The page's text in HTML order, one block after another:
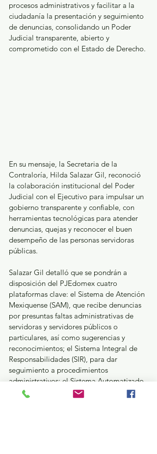
procesos administrativos y facilitar a la
ciudadanía la presentación y seguimiento
de denuncias, consolidando un Poder
Judicial transparente, abierto y
comprometido con el Estado de Derecho.
En su mensaje, la Secretaria de la
Contraloría, Hilda Salazar Gil, reconoció
la colaboración institucional del Poder
Judicial con el Ejecutivo para impulsar un
gobierno transparente y confiable, con
herramientas tecnológicas para atender
denuncias, quejas y reconocer el buen
desempeño de las personas servidoras
públicas.
Salazar Gil detalló que se pondrán a
disposición del PJEdomex cuatro
plataformas clave: el Sistema de Atención
Mexiquense (SAM), que recibe denuncias
por presuntas faltas administrativas de
servidoras y servidores públicos o
particulares, así como sugerencias y
reconocimientos; el Sistema Integral de
Responsabilidades (SIR), para dar
seguimiento a procedimientos
administrativos; el Sistema Automatizado
de Auditorías Estatales y Federales